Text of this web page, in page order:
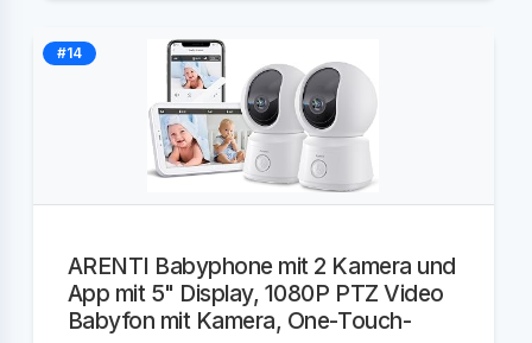
#14
ARENTI Babyphone mit 2 Kamera und
App mit 5" Display, 1080P PTZ Video
Babyfon mit Kamera, One-Touch-